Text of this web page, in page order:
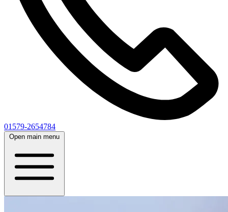
01579-2654784
Open main menu